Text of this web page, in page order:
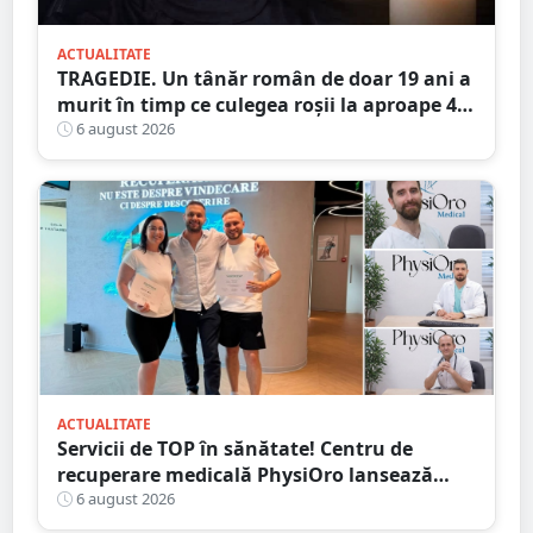
ACTUALITATE
TRAGEDIE. Un tânăr român de doar 19 ani a
murit în timp ce culegea roșii la aproape 40
de grade Celsius,în Italia
6 august 2026
ACTUALITATE
Servicii de TOP în sănătate! Centru de
recuperare medicală PhysiOro lansează
Divizia medicală PhysiOro
6 august 2026